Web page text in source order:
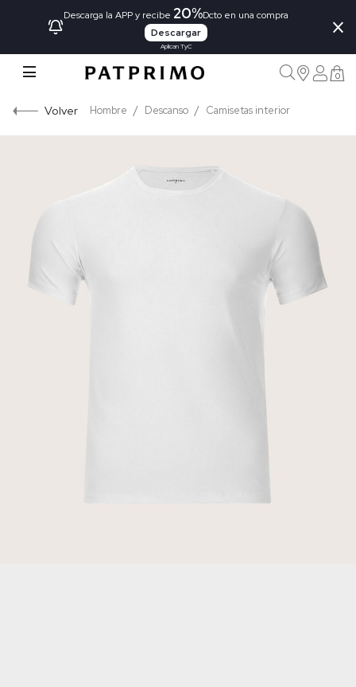
Descarga la APP y recibe 20%Dcto en una compra
Descargar
Aplican TyC
×
0
Volver Hombre Descanso Camisetas interior